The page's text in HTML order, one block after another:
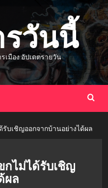
วันนี้
เมือง อัปเดตรายวัน
รับเชิญออกจากบ้านอย่างได้ผล
กไม่ได้รับเชิญ
ผล